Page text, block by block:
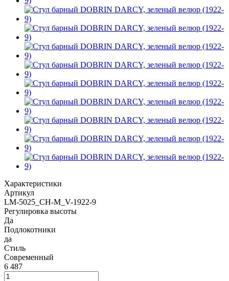
Характеристики
Артикул
LM-5025_CH-M_V-1922-9
Регулировка высоты
Да
Подлокотники
да
Стиль
Современный
6 487